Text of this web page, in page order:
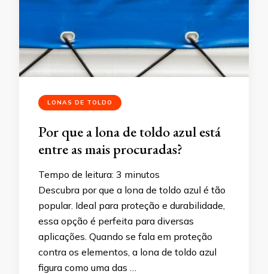
LONAS DE TOLDO
Por que a lona de toldo azul está
entre as mais procuradas?
Tempo de leitura: 3 minutos
Descubra por que a lona de toldo azul é tão
popular. Ideal para proteção e durabilidade,
essa opção é perfeita para diversas
aplicações. Quando se fala em proteção
contra os elementos, a lona de toldo azul
figura como uma das …